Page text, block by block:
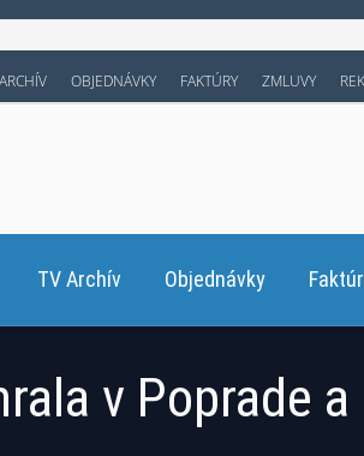
OBJEDNÁVKY FAKTÚRY ZMLUVY
TV Archív Objednávky
v Poprade